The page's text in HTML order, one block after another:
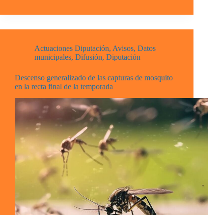
Actuaciones Diputación, Avisos, Datos
municipales, Difusión, Diputación
Descenso generalizado de las capturas de mosquito
en la recta final de la temporada